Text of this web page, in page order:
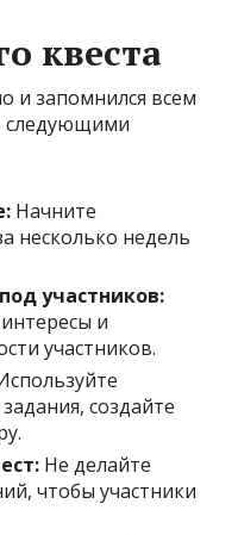
квеста
и запомнился всем
следующими
Начните
несколько недель
участников:
и
участников.
создайте
Не делайте
чтобы участники